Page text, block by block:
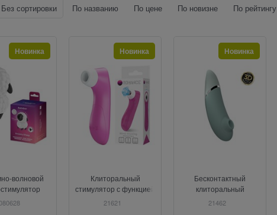
Без сортировки По названию По цене По новизне По рейтингу
волновой
Sheep» в
Новинка
Клиторальный
стимулятор с функцией
всасывания Pretty Love
21621
Новинка
Бесконтактный
клиторальный
стимулятор Womanizer
21462
Новинка